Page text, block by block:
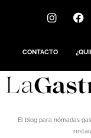
CONTACTO
El blog para nómadas